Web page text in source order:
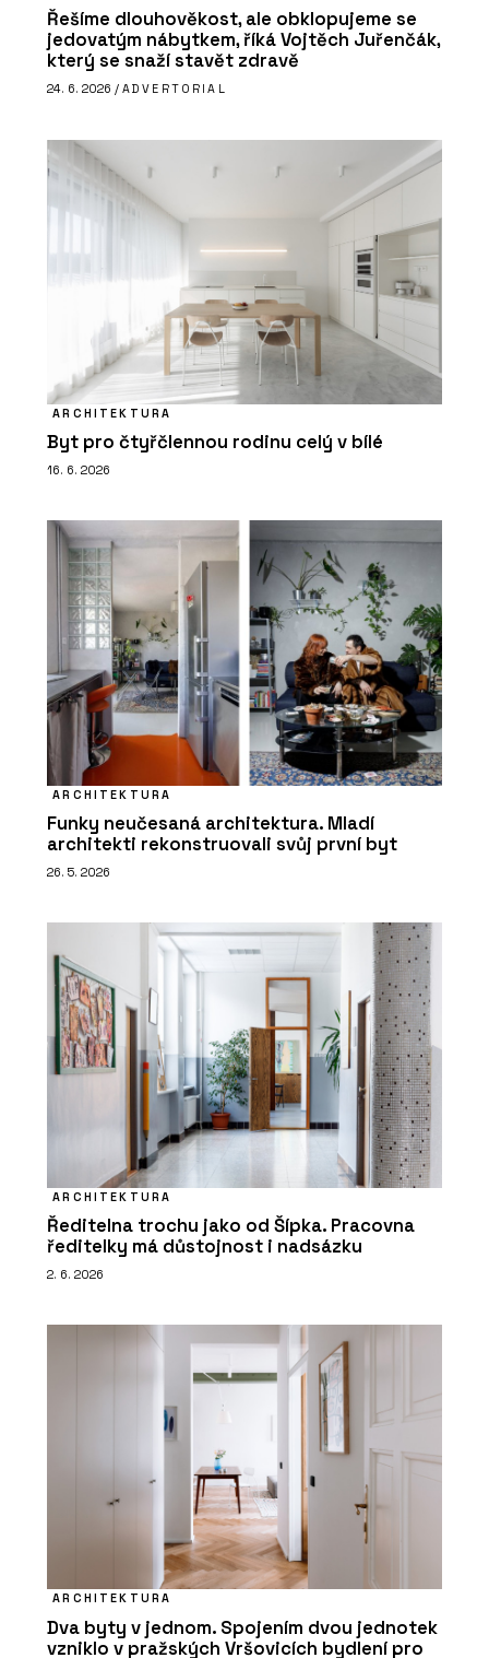
Řešíme dlouhověkost, ale obklopujeme se
jedovatým nábytkem, říká Vojtěch Juřenčák,
který se snaží stavět zdravě
24. 6. 2026 / ADVERTORIAL
ARCHITEKTURA
Byt pro čtyřčlennou rodinu celý v bílé
16. 6. 2026
ARCHITEKTURA
Funky neučesaná architektura. Mladí
architekti rekonstruovali svůj první byt
26. 5. 2026
ARCHITEKTURA
Ředitelna trochu jako od Šípka. Pracovna
ředitelky má důstojnost i nadsázku
2. 6. 2026
ARCHITEKTURA
Dva byty v jednom. Spojením dvou jednotek
vzniklo v pražských Vršovicích bydlení pro